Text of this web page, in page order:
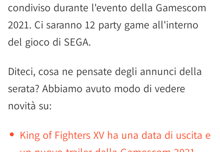
condiviso durante l'evento della Gamescom
2021. Ci saranno 12 party game all'interno
del gioco di SEGA.
Diteci, cosa ne pensate degli annunci della
serata? Abbiamo avuto modo di vedere
novità su:
King of Fighters XV ha una data di uscita e